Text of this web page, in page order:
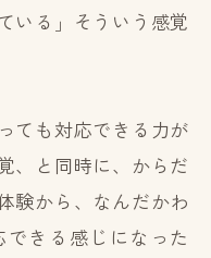
いる」そういう感覚
ても対応できる力が
、と同時に、からだ
験から、なんだかわ
きる感じになった